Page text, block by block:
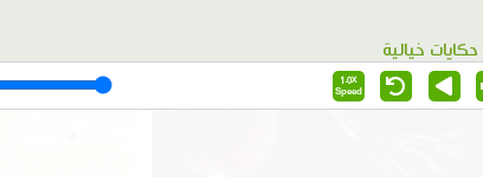
حكايات خيالية
1.0X
Speed